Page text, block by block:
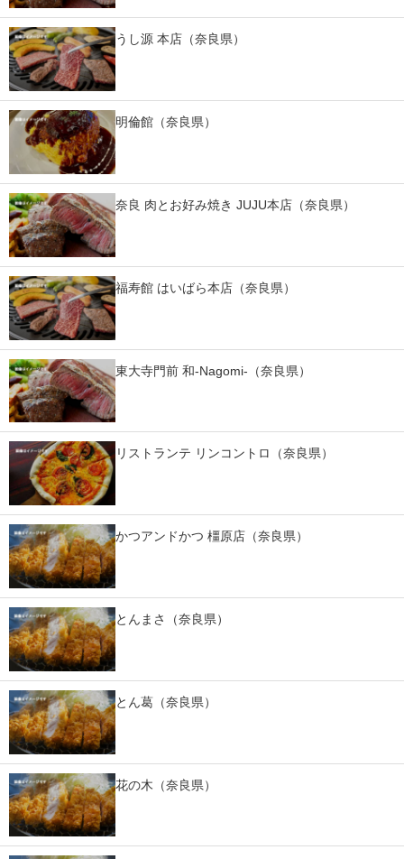
スマホと通信の最新トレンド
進化するPCとデバイスの未来
好きが集まる 比べて選べる
ビジネスと働き方のヒント
企業ITのトレンドを詳説
経営リーダーのコミュニティ
マーケ×ITの今がよく分かる
企業向けIT製品の総合サイト
IT製品の技術・比較・事例
製造業のIT導入・活用を支援
モノづくり技術者専門サイト
エレクトロニクス専門サイト
電子設計の基本と応用
エネルギーの専門メディア
建設×テクノロジーの最前線
ちょっと気になるネットの話題
うし源 本店（奈良県）
明倫館（奈良県）
奈良 肉とお好み焼き JUJU本店（奈良県）
福寿館 はいばら本店（奈良県）
東大寺門前 和-Nagomi-（奈良県）
リストランテ リンコントロ（奈良県）
かつアンドかつ 橿原店（奈良県）
とんまさ（奈良県）
とん葛（奈良県）
花の木（奈良県）